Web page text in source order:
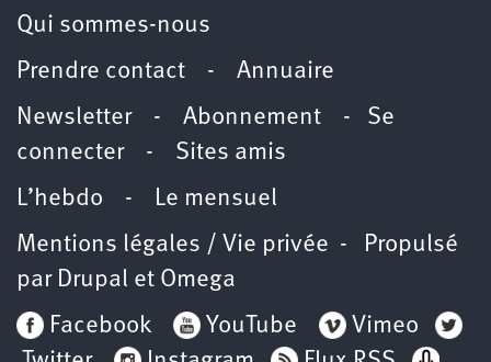
Qui sommes-nous
Prendre contact - Annuaire
Newsletter - Abonnement - Se
connecter- Sites amis
L’hebdo -
Le mensuel
Mentions légales / Vie privée - Propulsé
par Drupal et Omega
Facebook
YouTube
Vimeo